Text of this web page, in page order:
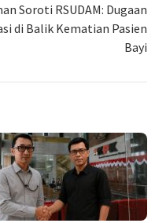
Soroti RSUDAM: Dugaan
di Balik Kematian Pasien
Bayi